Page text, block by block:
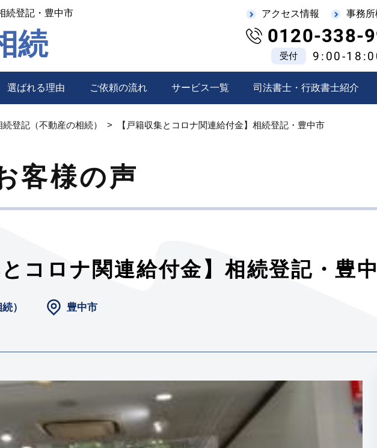
続
アクセス情報 事務
0120-338-
受付 9:00-
続登記・豊中市
選ばれる理由 ご依頼の流れ サービス一覧 司法書士・行政書士紹介
続登記（不動産の相続） 【戸籍収集とコロナ関連給付金】相続登記・豊中市
客様の声
とコロナ関連給付金】相続登記・豊
） 豊中市